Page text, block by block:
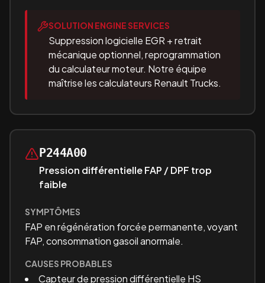
SOLUTION ENGINE SERVICES
Suppression logicielle EGR + retrait
mécanique optionnel, reprogrammation
du calculateur moteur. Notre équipe
maîtrise les calculateurs Renault Trucks.
P244A00
Pression différentielle FAP / DPF trop
faible
SYMPTÔMES
FAP en régénération forcée permanente, voyant
FAP, consommation gasoil anormale.
CAUSES PROBABLES
Capteur de pression différentielle HS